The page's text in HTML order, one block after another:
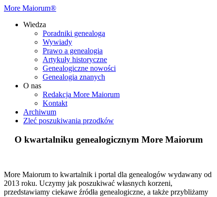
More Maiorum®
Wiedza
Poradniki genealoga
Wywiady
Prawo a genealogia
Artykuły historyczne
Genealogiczne nowości
Genealogia znanych
O nas
Redakcja More Maiorum
Kontakt
Archiwum
Zleć poszukiwania przodków
O kwartalniku genealogicznym More Maiorum
More Maiorum to kwartalnik i portal dla genealogów wydawany od
2013 roku. Uczymy jak poszukiwać własnych korzeni,
przedstawiamy ciekawe źródła genealogiczne, a także przybliżamy